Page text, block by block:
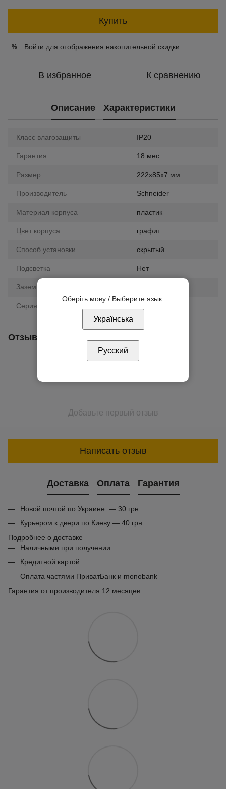
Купить
% Войти для отображения накопительной скидки
В избранное К сравнению
Описание Характеристики
Класс влагозащиты IP20
Гарантия 18 мес.
Размер 222х85х7 мм
Производитель Schneider
Материал корпуса пластик
Цвет корпуса графит
Способ установки скрытый
Подсветка Нет
Заземление
Серия
Отзывы
Добавьте первый отзыв
Написать отзыв
Доставка Оплата Гарантия
Новой почтой по Украине — 30 грн.
Курьером к двери по Киеву — 40 грн.
Подробнее о доставке
Наличными при получении
Кредитной картой
Оплата частями ПриватБанк и monobank
Гарантия от производителя 12 месяцев
Оберіть мову / Выберите язык:
Українська
Русский